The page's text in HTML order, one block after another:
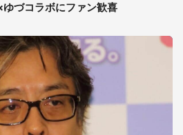
づコラボにファン歓喜